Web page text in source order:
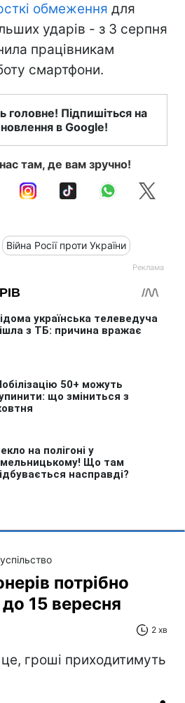
обмеження для
ударів - з 3 серпня
працівникам
смартфони.
головне! Підпишіться на
в Google!
там, де вам зручно!
Війна Росії проти України
потрібно
15 вересня
2 хв
гроші приходитимуть